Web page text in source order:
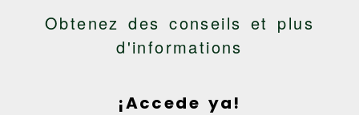
Obtenez des conseils et plus
d'informations
¡Accede ya!